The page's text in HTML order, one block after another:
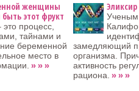
женщины
этот фрукт
процесс,
тайнами и
беременной
место в
» » »
Ученым
замедляющий
организма.
активность
рациона. » » »